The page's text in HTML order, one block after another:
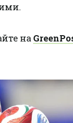
на